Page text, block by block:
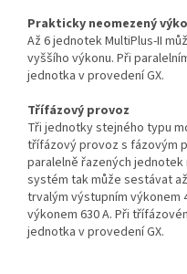
Prakticky neomezený
Až 6 jednotek MultiPlus-II
vyššího výkonu. Při
jednotka v provedení GX.
Třífázový provoz
Tři jednotky stejného typu
třífázový provoz s fázovým
paralelně řazených
systém tak může sestávat
trvalým výstupním výkonem
výkonem 630 A. Při
jednotka v provedení GX.